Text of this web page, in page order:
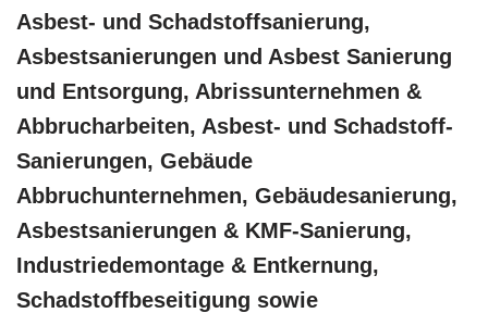
Asbest- und Schadstoffsanierung,
Asbestsanierungen und Asbest Sanierung
und Entsorgung, Abrissunternehmen &
Abbrucharbeiten, Asbest- und Schadstoff-
Sanierungen, Gebäude
Abbruchunternehmen, Gebäudesanierung,
Asbestsanierungen & KMF-Sanierung,
Industriedemontage & Entkernung,
Schadstoffbeseitigung sowie